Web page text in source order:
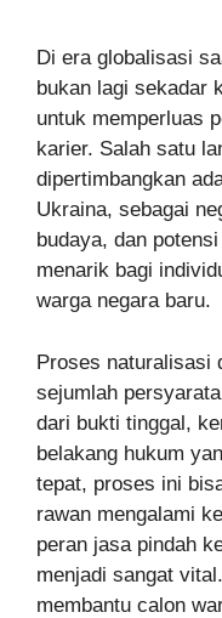
Di era globalisasi
bukan lagi sekadar
untuk memperluas
karier. Salah satu
dipertimbangkan
Ukraina, sebagai
budaya, dan
menarik bagi
warga negara baru.
Proses naturalisasi
sejumlah
dari bukti tinggal,
belakang hukum
tepat, proses ini
rawan mengalami
peran jasa pindah
menjadi sangat
membantu calon